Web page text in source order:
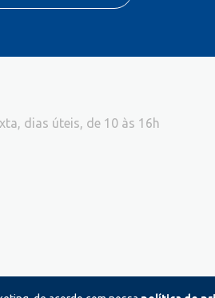
dias úteis, de 10 às 16h